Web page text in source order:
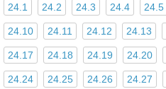
24.1 24.2 24.3 24.4 24.5
24.10 24.11 24.12 24.13
24.17 24.18 24.19 24.20
24.24 24.25 24.26 24.27